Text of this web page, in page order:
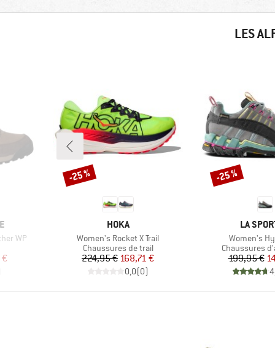
LES
WP
MARQUE
HOKA
Article
Women's Rocket X Trail
Product group
Chaussures de trail
Prix
224,95 €Prix réduit
168,71 €
0,0(0)
Remise
-25 %
MARQUE
LA
Article
Women's
Product group
Chaussures
199,95 €
Remise
-25 %